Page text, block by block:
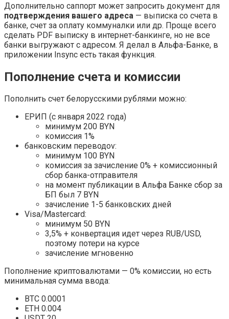
Дополнительно саппорт может запросить документ для
подтверждения вашего адреса — выписка со счета в
банке, счет за оплату коммуналки или др. Проще всего
сделать PDF выписку в интернет-банкинге, но не все
банки выгружают с адресом. Я делал в Альфа-Банке, в
приложении Insync есть такая функция.
Пополнение счета и комиссии
Пополнить счет белорусскими рублями можно:
ЕРИП (с января 2022 года)
минимум 200 BYN
комиссия 1%
банковским переводоv:
минимум 100 BYN
комиссия за зачисление 0% + комиссионный
сбор банка-отправителя
на момент публикации в Альфа Банке сбор за
БП был 7 BYN
зачисление 1-5 банковских дней
Visa/Mastercard:
минимум 50 BYN
3,5% + конвертация идет через RUB/USD,
поэтому потери на курсе
зачисление мгновенно
Пополнение криптовалютами — 0% комиссии, но есть
минимальная сумма ввода:
BTC 0.0001
ETH 0.004